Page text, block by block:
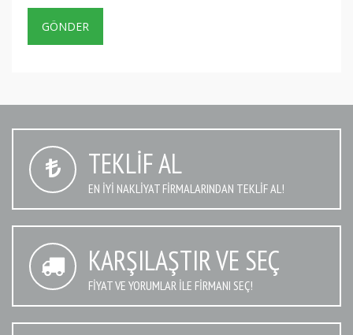
TEKLIF AL
EN IYI NAKLIYAT FIRMALARINDAN TEKLIF AL!
KARŞILAŞTIR VE SEÇ
FIYAT VE YORUMLAR İLE FIRMANI SEÇ!